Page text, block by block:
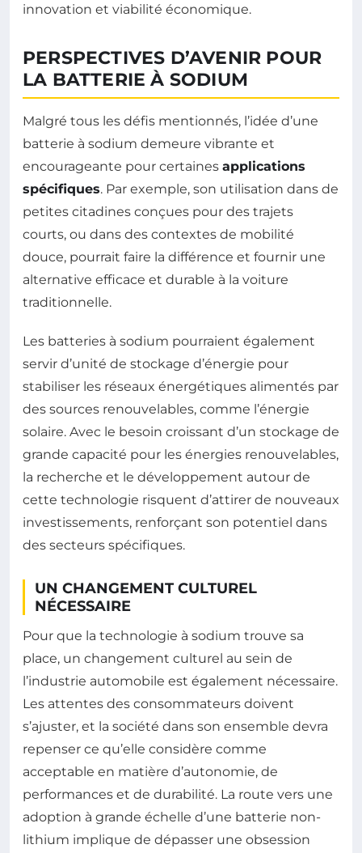
innovation et viabilité économique.
PERSPECTIVES D’AVENIR POUR
LA BATTERIE À SODIUM
Malgré tous les défis mentionnés, l’idée d’une
batterie à sodium demeure vibrante et
encourageante pour certaines applications
spécifiques. Par exemple, son utilisation dans de
petites citadines conçues pour des trajets
courts, ou dans des contextes de mobilité
douce, pourrait faire la différence et fournir une
alternative efficace et durable à la voiture
traditionnelle.
Les batteries à sodium pourraient également
servir d’unité de stockage d’énergie pour
stabiliser les réseaux énergétiques alimentés par
des sources renouvelables, comme l’énergie
solaire. Avec le besoin croissant d’un stockage de
grande capacité pour les énergies renouvelables,
la recherche et le développement autour de
cette technologie risquent d’attirer de nouveaux
investissements, renforçant son potentiel dans
des secteurs spécifiques.
UN CHANGEMENT CULTUREL
NÉCESSAIRE
Pour que la technologie à sodium trouve sa
place, un changement culturel au sein de
l’industrie automobile est également nécessaire.
Les attentes des consommateurs doivent
s’ajuster, et la société dans son ensemble devra
repenser ce qu’elle considère comme
acceptable en matière d’autonomie, de
performances et de durabilité. La route vers une
adoption à grande échelle d’une batterie non-
lithium implique de dépasser une obsession